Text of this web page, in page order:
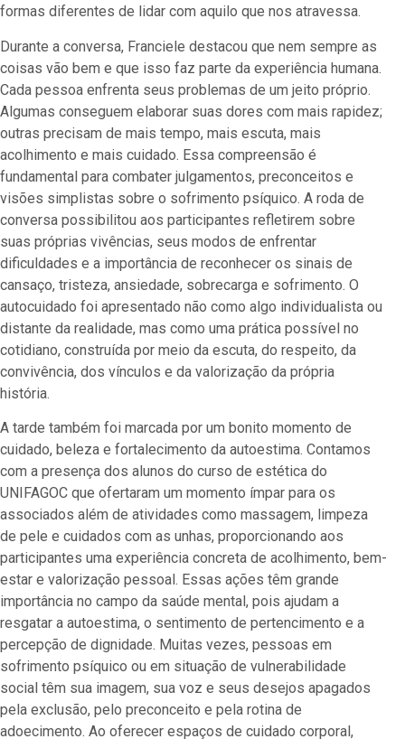
formas diferentes de lidar com aquilo que nos atravessa.
Durante a conversa, Franciele destacou que nem sempre as
coisas vão bem e que isso faz parte da experiência humana.
Cada pessoa enfrenta seus problemas de um jeito próprio.
Algumas conseguem elaborar suas dores com mais rapidez;
outras precisam de mais tempo, mais escuta, mais
acolhimento e mais cuidado. Essa compreensão é
fundamental para combater julgamentos, preconceitos e
visões simplistas sobre o sofrimento psíquico. A roda de
conversa possibilitou aos participantes refletirem sobre
suas próprias vivências, seus modos de enfrentar
dificuldades e a importância de reconhecer os sinais de
cansaço, tristeza, ansiedade, sobrecarga e sofrimento. O
autocuidado foi apresentado não como algo individualista ou
distante da realidade, mas como uma prática possível no
cotidiano, construída por meio da escuta, do respeito, da
convivência, dos vínculos e da valorização da própria
história.
A tarde também foi marcada por um bonito momento de
cuidado, beleza e fortalecimento da autoestima. Contamos
com a presença dos alunos do curso de estética do
UNIFAGOC que ofertaram um momento ímpar para os
associados além de atividades como massagem, limpeza
de pele e cuidados com as unhas, proporcionando aos
participantes uma experiência concreta de acolhimento, bem-
estar e valorização pessoal. Essas ações têm grande
importância no campo da saúde mental, pois ajudam a
resgatar a autoestima, o sentimento de pertencimento e a
percepção de dignidade. Muitas vezes, pessoas em
sofrimento psíquico ou em situação de vulnerabilidade
social têm sua imagem, sua voz e seus desejos apagados
pela exclusão, pelo preconceito e pela rotina de
adoecimento. Ao oferecer espaços de cuidado corporal,